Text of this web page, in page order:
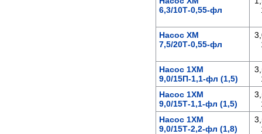
6,3/10Т-0,55-фл
Насос ХМ
7,5/20Т-0,55-фл
Насос 1ХМ
9,0/15П-1,1-фл (1,5)
Насос 1ХМ
9,0/15Т-1,1-фл (1,5)
Насос 1ХМ
9,0/15Т-2,2-фл (1,8)